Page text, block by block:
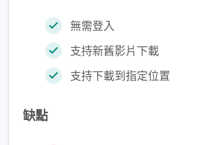
無需登入
支持新舊影片下載
支持下載到指定位置
缺點